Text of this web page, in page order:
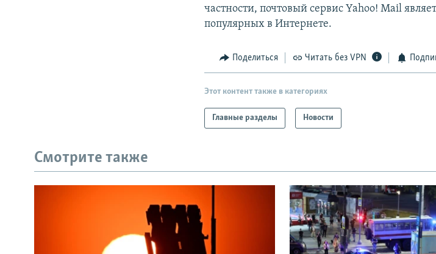
частности, почтовый сервис Yahoo! Mail
популярных в Интернете.
Поделиться Читать без VPN
Этот контент также в категориях
Главные разделы Новости
Смотрите также